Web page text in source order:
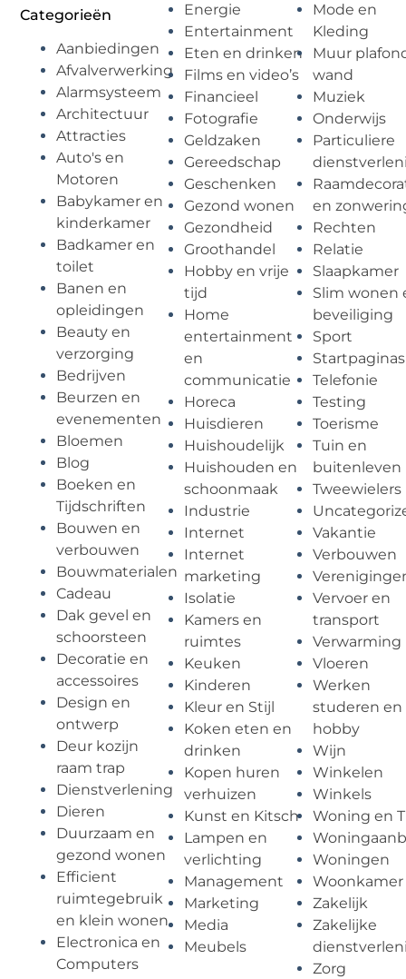
Categorieën
Aanbiedingen
Afvalverwerking
Alarmsysteem
Architectuur
Attracties
Auto's en
Motoren
Babykamer en
kinderkamer
Badkamer en
toilet
Banen en
opleidingen
Beauty en
verzorging
Bedrijven
Beurzen en
evenementen
Bloemen
Blog
Boeken en
Tijdschriften
Bouwen en
verbouwen
Bouwmaterialen
Cadeau
Dak gevel en
schoorsteen
Decoratie en
accessoires
Design en
ontwerp
Deur kozijn
raam trap
Dienstverlening
Dieren
Duurzaam en
gezond wonen
Efficient
ruimtegebruik
en klein wonen
Electronica en
Computers
Energie
Entertainment
Eten en drinken
Films en video’s
Financieel
Fotografie
Geldzaken
Gereedschap
Geschenken
Gezond wonen
Gezondheid
Groothandel
Hobby en vrije
tijd
Home
entertainment
en
communicatie
Horeca
Huisdieren
Huishoudelijk
Huishouden en
schoonmaak
Industrie
Internet
Internet
marketing
Isolatie
Kamers en
ruimtes
Keuken
Kinderen
Kleur en Stijl
Koken eten en
drinken
Kopen huren
verhuizen
Kunst en Kitsch
Lampen en
verlichting
Management
Marketing
Media
Meubels
Mode en
Kleding
Muur
wand
Muziek
Onderwijs
Particuliere
en
Rechten
Relatie
Slaapkamer
Slim wonen
beveiliging
Sport
Startpaginas
Telefonie
Testing
Toerisme
Tuin en
buitenleven
Tweewielers
Vakantie
Verbouwen
Vervoer en
transport
Verwarming
Vloeren
Werken
studeren en
hobby
Wijn
Winkelen
Winkels
Woning en
Woningen
Woonkamer
Zakelijk
Zakelijke
Zorg